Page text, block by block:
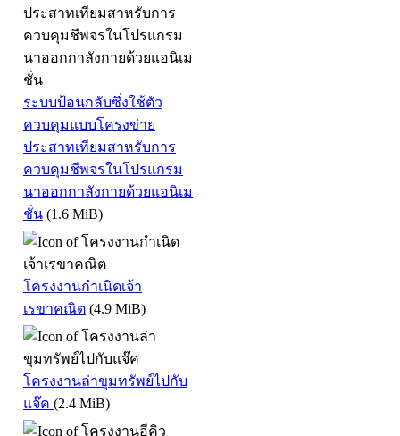
ระบบป้อนกลับซึ่งใช้ตัว
ควบคุมแบบโครงข่าย
ประสาทเทียมสาหรับการ
ควบคุมชีพจรในโปรแกรม
นาออกกาลังกายด้วยแอนิเม
ชั่น (1.6 MiB)
โครงงานกำเนิดเจ้า
เรขาคณิต (4.9 MiB)
โครงงานล่าขุมทรัพย์ไปกับ
แจ๊ค (2.4 MiB)